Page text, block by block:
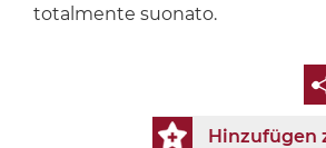
totalmente suonato.
Hinzufügen